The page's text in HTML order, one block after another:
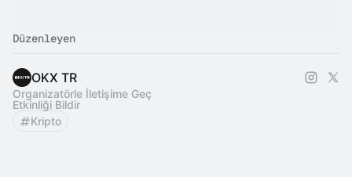
Düzenleyen
OKX TR
Organizatörle İletişime Geç
Etkinliği Bildir
Kripto